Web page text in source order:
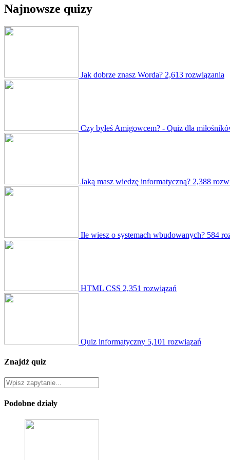
Najnowsze quizy
Jak dobrze znasz Worda? 2,613 rozwiązania
Czy byłeś Amigowcem? - Quiz dla
Jaką masz wiedzę informatyczną? 2,388
Ile wiesz o systemach wbudowanych? 584
HTML CSS 2,351 rozwiązań
Quiz informatyczny 5,101 rozwiązań
Znajdź quiz
Podobne działy